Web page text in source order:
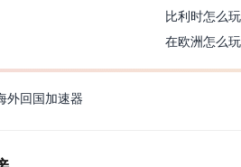
外回国加速器